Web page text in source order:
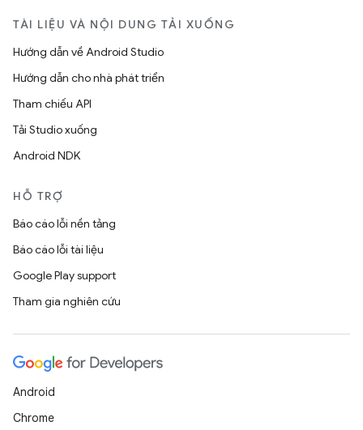
TÀI LIỆU VÀ NỘI DUNG TẢI XUỐNG
Hướng dẫn về Android Studio
Hướng dẫn cho nhà phát triển
Tham chiếu API
Tải Studio xuống
Android NDK
HỖ TRỢ
Báo cáo lỗi nền tảng
Báo cáo lỗi tài liệu
Google Play support
Tham gia nghiên cứu
Android
Chrome